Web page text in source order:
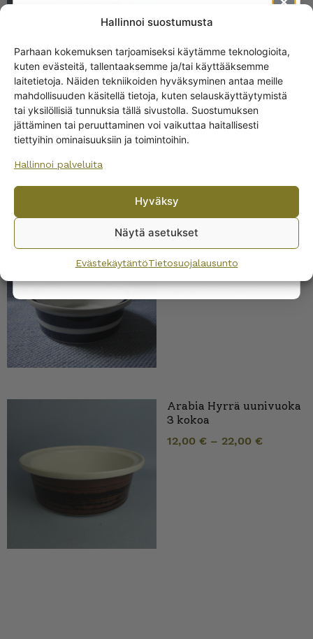
Hallinnoi suostumusta
Parhaan kokemuksen tarjoamiseksi käytämme teknologioita,
kuten evästeitä, tallentaaksemme ja/tai käyttääksemme
laitetietoja. Näiden tekniikoiden hyväksyminen antaa meille
mahdollisuuden käsitellä tietoja, kuten selauskäyttäytymistä
tai yksilöllisiä tunnuksia tällä sivustolla. Suostumuksen
jättäminen tai peruuttaminen voi vaikuttaa haitallisesti
tiettyihin ominaisuuksiin ja toimintoihin.
Hallinnoi palveluita
Hyväksy
Näytä asetukset
EvästekäytäntöTietosuojalausunto
Arabia Vegeta uunivuoka
3 kokoa
75,00€–99,00€
Arabia
raidat, LE-malli
Arabia Hyrrä uunivuoka
3 kokoa
12,00 € – 22,00 €
Get -5%
off?
Yes! I want the discount
privacy policy.